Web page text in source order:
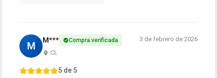
M M*** Compra verificada
CL
3 de febrero de 2026
5 de 5